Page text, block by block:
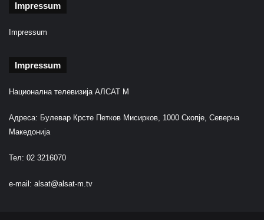
Impressum
Impressum
Impressum
Национална телевизија АЛСАТ М
Адреса: Булевар Крсте Петков Мисирков, 1000 Скопје, Северна
Македонија
Тел: 02 3216070
e-mail: alsat@alsat-m.tv